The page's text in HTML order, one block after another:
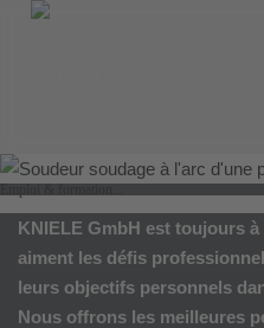
KNIELE GmbH est toujours à
aiment les défis
leurs objectifs personnels
Nous offrons les meilleures